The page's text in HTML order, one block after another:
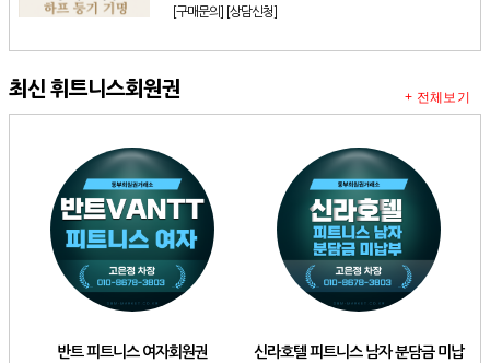
[구매문의] [상담신청]
최신 휘트니스회원권
반트 피트니스 여자회원권 신라호텔 피트니스 남자 분담금 미납
+ 전체보기